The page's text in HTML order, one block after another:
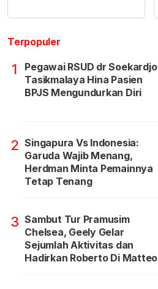
Terpopuler
1
Pegawai RSUD dr Soekardjo
Tasikmalaya Hina Pasien
BPJS Mengundurkan Diri
2 Singapura Vs Indonesia:
Garuda Wajib Menang,
Herdman Minta Pemainnya
Tetap Tenang
3 Sambut Tur Pramusim
Chelsea, Geely Gelar
Sejumlah Aktivitas dan
Hadirkan Roberto Di Matteo